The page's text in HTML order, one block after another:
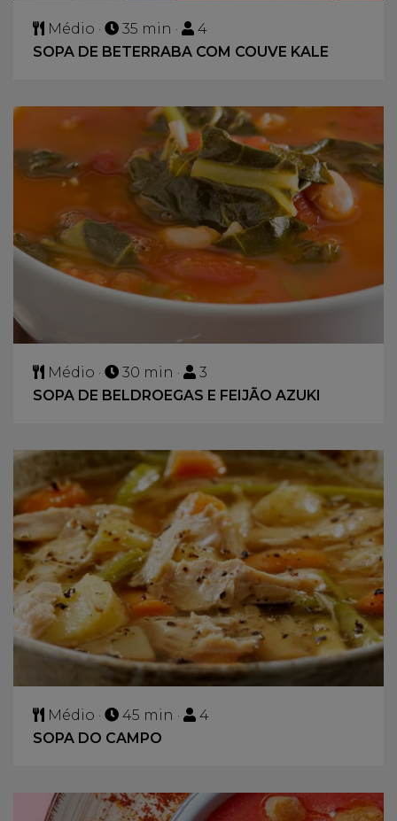
Médio · 35 min ·
4
SOPA DE BETERRABA COM COUVE KALE
Médio · 30 min ·
3
SOPA DE BELDROEGAS E FEIJÃO AZUKI
Médio · 45 min ·
4
SOPA DO CAMPO